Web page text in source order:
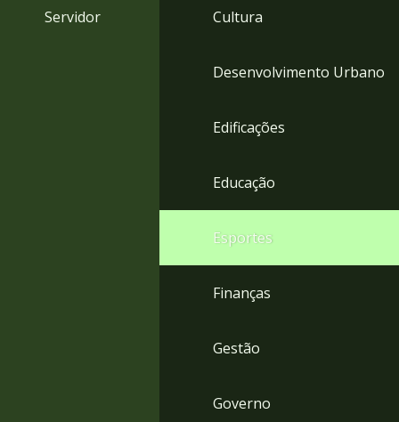
Servidor Cultura
Desenvolvimento Urbano
Edificações
Educação
Esportes
Finanças
Gestão
Governo